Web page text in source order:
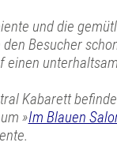
und die
Besucher
einen
Kabarett
»Im Blauen